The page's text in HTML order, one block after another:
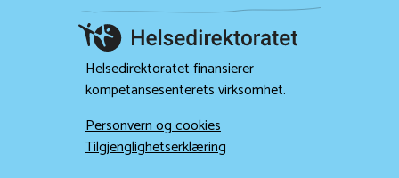
Helsedirektoratet finansierer
kompetansesenterets virksomhet.
Personvern og cookies
Tilgjenglighetserklæring